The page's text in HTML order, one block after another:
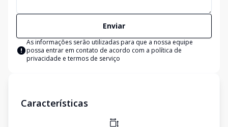
Enviar
As informações serão utilizadas para que a nossa equipe
possa entrar em contato de acordo com a política de
privacidade e termos de serviço
Características